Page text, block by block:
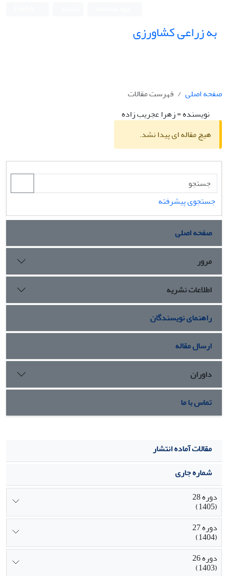
به زراعی کشاورزی
صفحه اصلی
فهرست مقالات
نویسنده =زهرا عجریب زاده
هیچ مقاله ای پیدا نشد.
جستجوی پیشرفته
صفحه اصلی
مرور
اطلاعات نشریه
راهنمای نویسندگان
ارسال مقاله
داوران
تماس با ما
مقالات آماده انتشار
شماره جاری
دوره 28
(1405)
دوره 27
(1404)
دوره 26
(1403)